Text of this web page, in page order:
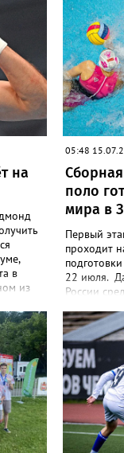
на
в
из
ринг ДС
05:48
поло
мира в
Первый
проходит
22 июля.
России
продолжит
августа.
«Озеро
форум
городе
возглавит